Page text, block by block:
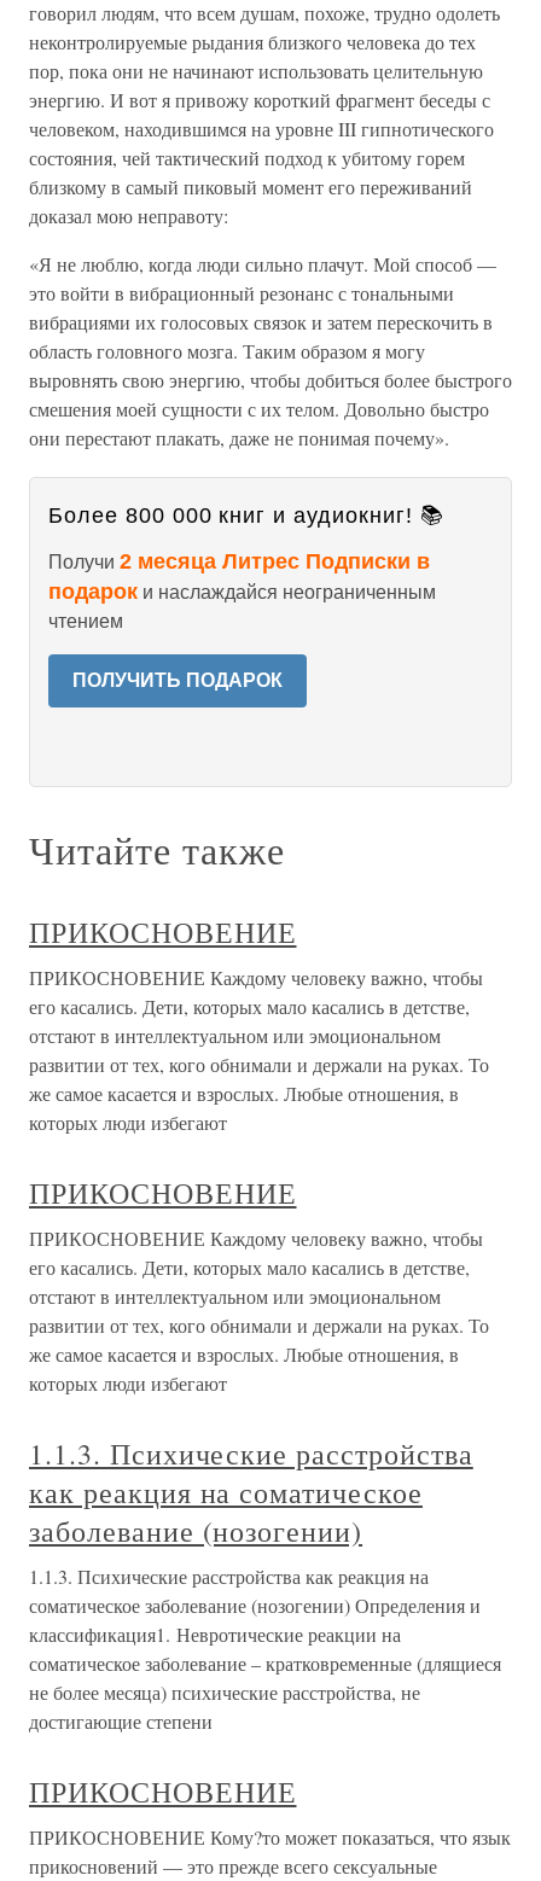
говорил людям, что всем душам, похоже, трудно одолеть
неконтролируемые рыдания близкого человека до тех
пор, пока они не начинают использовать целительную
энергию. И вот я привожу короткий фрагмент беседы с
человеком, находившимся на уровне III гипнотического
состояния, чей тактический подход к убитому горем
близкому в самый пиковый момент его переживаний
доказал мою неправоту:
«Я не люблю, когда люди сильно плачут. Мой способ —
это войти в вибрационный резонанс с тональными
вибрациями их голосовых связок и затем перескочить в
область головного мозга. Таким образом я могу
выровнять свою энергию, чтобы добиться более быстрого
смешения моей сущности с их телом. Довольно быстро
они перестают плакать, даже не понимая почему».
Более 800 000 книг и аудиокниг! 📚
Получи 2 месяца Литрес Подписки в
подарок и наслаждайся неограниченным
чтением
ПОЛУЧИТЬ ПОДАРОК
Читайте также
ПРИКОСНОВЕНИЕ
ПРИКОСНОВЕНИЕ Каждому человеку важно, чтобы
его касались. Дети, которых мало касались в детстве,
отстают в интеллектуальном или эмоциональном
развитии от тех, кого обнимали и держали на руках. То
же самое касается и взрослых. Любые отношения, в
которых люди избегают
ПРИКОСНОВЕНИЕ
ПРИКОСНОВЕНИЕ Каждому человеку важно, чтобы
его касались. Дети, которых мало касались в детстве,
отстают в интеллектуальном или эмоциональном
развитии от тех, кого обнимали и держали на руках. То
же самое касается и взрослых. Любые отношения, в
которых люди избегают
1.1.3. Психические расстройства
как реакция на соматическое
заболевание (нозогении)
1.1.3. Психические расстройства как реакция на
соматическое заболевание (нозогении) Определения и
классификация1. Невротические реакции на
соматическое заболевание – кратковременные (длящиеся
не более месяца) психические расстройства, не
достигающие степени
ПРИКОСНОВЕНИЕ
ПРИКОСНОВЕНИЕ Кому?то может показаться, что язык
прикосновений — это прежде всего сексуальные